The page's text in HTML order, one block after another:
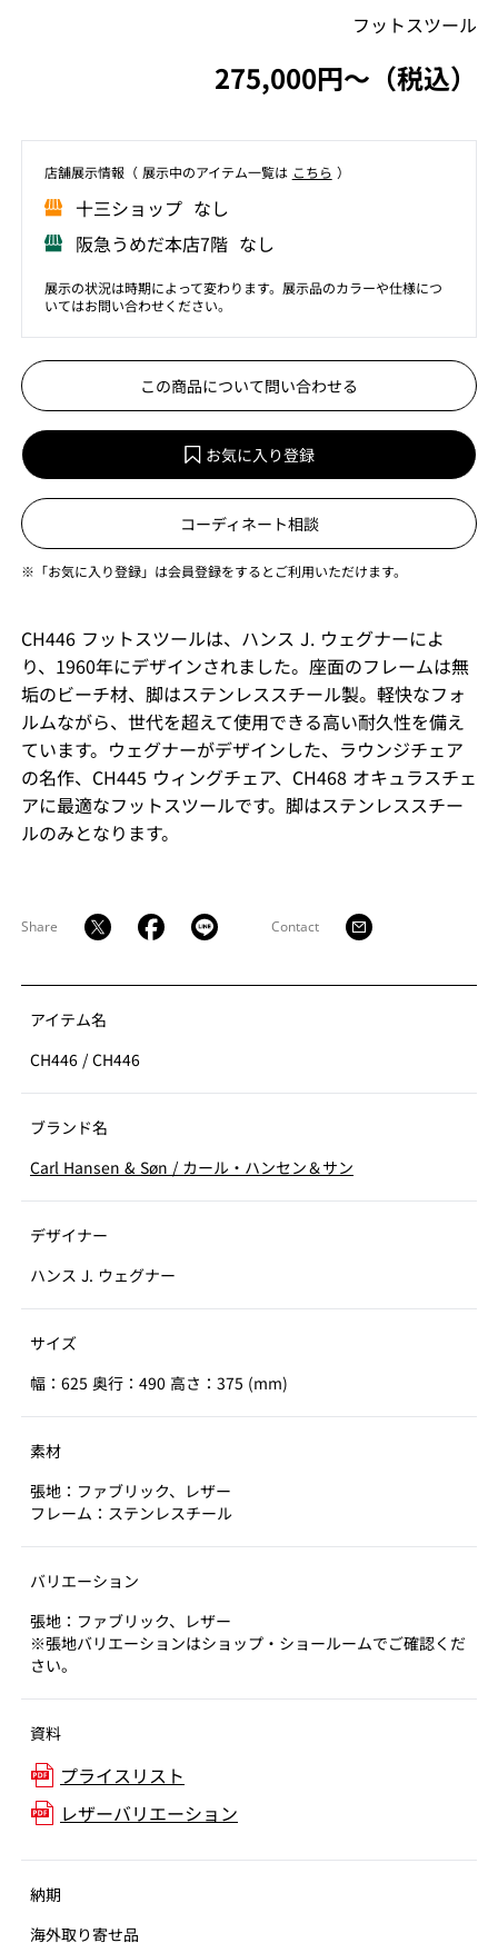
フットスツール
275,000円〜（税込）
店舗展⽰情報（ 展⽰中のアイテム⼀覧は こちら ）
⼗三ショップ なし
阪急うめだ本店7階 なし
展示の状況は時期によって変わります。展示品のカラーや仕様につ
いてはお問い合わせください。
この商品について問い合わせる
お気に入り登録
コーディネート相談
※「お気に入り登録」は会員登録をするとご利用いただけます。
CH446 フットスツールは、ハンス J. ウェグナーによ
り、1960年にデザインされました。座面のフレームは無
垢のビーチ材、脚はステンレススチール製。軽快なフォ
ルムながら、世代を超えて使用できる高い耐久性を備え
ています。ウェグナーがデザインした、ラウンジチェア
の名作、CH445 ウィングチェア、CH468 オキュラスチェ
アに最適なフットスツールです。脚はステンレススチー
ルのみとなります。
Share Contact
アイテム名
CH446 / CH446
ブランド名
Carl Hansen & Søn / カール・ハンセン＆サン
デザイナー
ハンス J. ウェグナー
サイズ
幅：625 奥行：490 高さ：375 (mm)
素材
張地：ファブリック、レザー
フレーム：ステンレスチール
バリエーション
張地：ファブリック、レザー
※張地バリエーションはショップ・ショールームでご確認くだ
さい。
資料
プライスリスト
レザーバリエーション
納期
海外取り寄せ品